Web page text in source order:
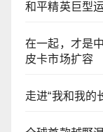
和平精英巨型
在一起，才是
皮卡市场扩容
走进“我和我的